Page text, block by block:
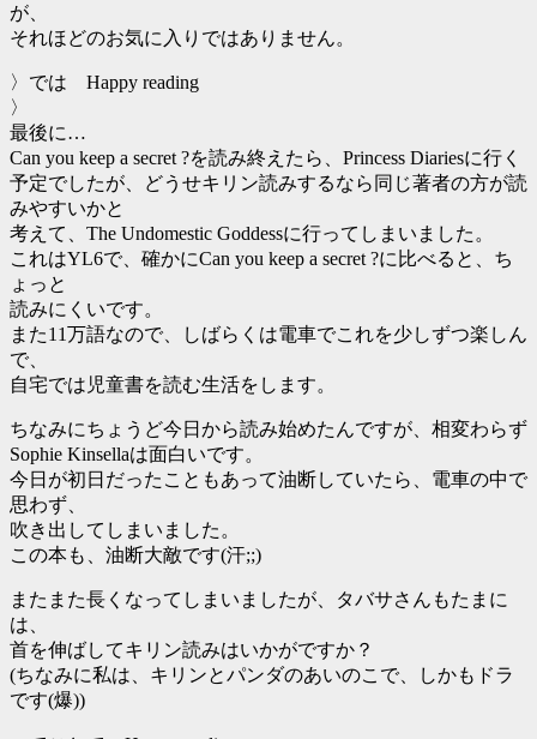
が、
それほどのお気に入りではありません。
〉では Happy reading
〉
最後に…
Can you keep a secret ?を読み終えたら、Princess Diariesに行く
予定でしたが、どうせキリン読みするなら同じ著者の方が読
みやすいかと
考えて、The Undomestic Goddessに行ってしまいました。
これはYL6で、確かにCan you keep a secret ?に比べると、ち
ょっと
読みにくいです。
また11万語なので、しばらくは電車でこれを少しずつ楽しん
で、
自宅では児童書を読む生活をします。
ちなみにちょうど今日から読み始めたんですが、相変わらず
Sophie Kinsellaは面白いです。
今日が初日だったこともあって油断していたら、電車の中で
思わず、
吹き出してしまいました。
この本も、油断大敵です(汗;;)
またまた長くなってしまいましたが、タバサさんもたまに
は、
首を伸ばしてキリン読みはいかがですか？
(ちなみに私は、キリンとパンダのあいのこで、しかもドラ
です(爆))